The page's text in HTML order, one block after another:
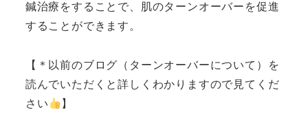
鍼治療をすることで、肌のターンオーバーを促進
することができます。
【＊以前のブログ（ターンオーバーについて）を
読んでいただくと詳しくわかりますので見てくだ
さい
】